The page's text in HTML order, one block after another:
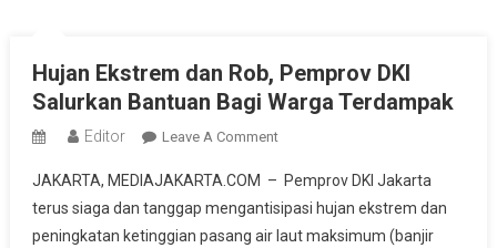
Hujan Ekstrem dan Rob, Pemprov DKI
Salurkan Bantuan Bagi Warga Terdampak
Editor Leave A CommentOn
Ekstrem
Dan
Rob,
JAKARTA, MEDIAJAKARTA.COM – Pemprov DKI Jakarta
terus siaga dan tanggap mengantisipasi hujan ekstrem dan
peningkatan ketinggian pasang air laut maksimum (banjir